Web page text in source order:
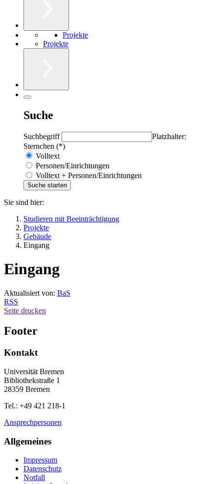
Projekte
Projekte
Suche
Suchbegriff
Platzhalter:
Sternchen (*)
Volltext
Personen/Einrichtungen
Volltext + Personen/Einrichtungen
Sie sind hier:
Studieren mit Beeinträchtigung
Projekte
Gebäude
Eingang
Eingang
Aktualisiert von: BaS
RSS
Seite drucken
Footer
Kontakt
Universität Bremen
Bibliothekstraße 1
28359 Bremen
Tel.: +49 421 218-1
Ansprechpersonen
Allgemeines
Impressum
Datenschutz
Notfall